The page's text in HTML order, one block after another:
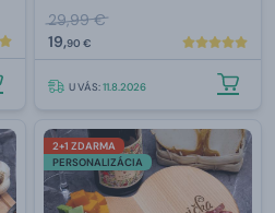
29,99 €
19,90 €
U VÁS:11.8.2026
2+1 ZDARMA
PERSONALIZÁCIA